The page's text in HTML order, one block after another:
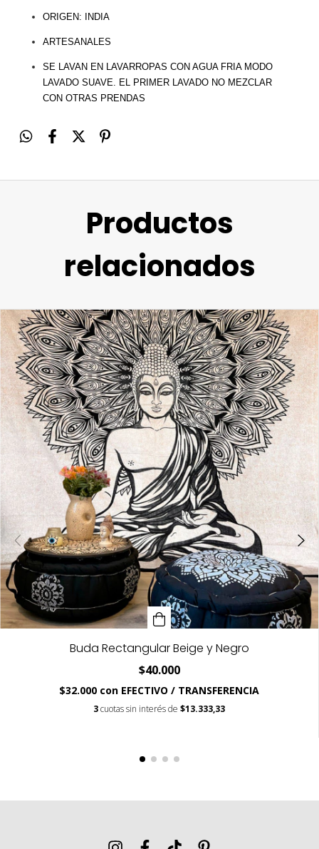
ORIGEN: INDIA
ARTESANALES
SE LAVAN EN LAVARROPAS CON AGUA FRIA MODO
LAVADO SUAVE. EL PRIMER LAVADO NO MEZCLAR
CON OTRAS PRENDAS
Productos
relacionados
Buda Rectangular Beige y Negro
$40.000
$32.000 con EFECTIVO / TRANSFERENCIA
3cuotas sin interés de $13.333,33